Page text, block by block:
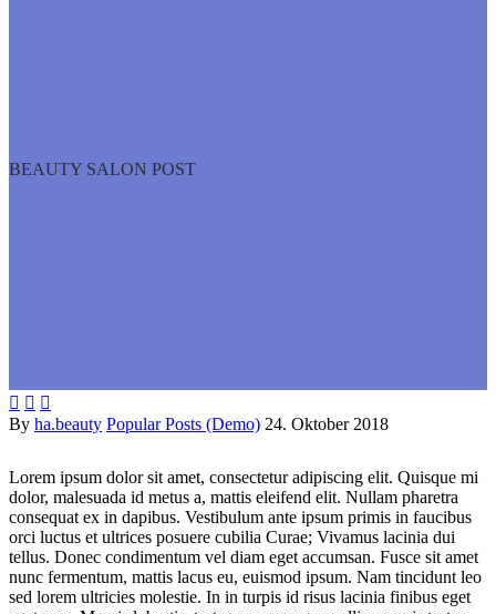
BEAUTY SALON POST
  
By ha.beauty Popular Posts (Demo) 24. Oktober 2018
Lorem ipsum dolor sit amet, consectetur adipiscing elit. Quisque mi
dolor, malesuada id metus a, mattis eleifend elit. Nullam pharetra
consequat ex in dapibus. Vestibulum ante ipsum primis in faucibus
orci luctus et ultrices posuere cubilia Curae; Vivamus lacinia dui
tellus. Donec condimentum vel diam eget accumsan. Fusce sit amet
nunc fermentum, mattis lacus eu, euismod ipsum. Nam tincidunt leo
sed lorem ultricies molestie. In in turpis id risus lacinia finibus eget